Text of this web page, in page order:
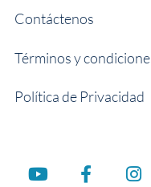
Contáctenos
Términos y
Política de Privacidad